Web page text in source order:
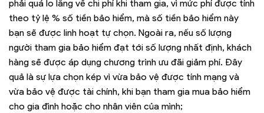
phải quá lo lắng về chi phí khi tham gia, vì mức phí được tính
theo tỷ lệ % số tiền bảo hiểm, mà số tiền bảo hiểm này
bạn sẽ được linh hoạt tự chọn. Ngoài ra, nếu số lượng
người tham gia bảo hiểm đạt tới số lượng nhất định, khách
hàng sẽ được áp dụng chương trình ưu đãi giảm phí. Đây
quả là sự lựa chọn kép vì vừa bảo vệ được tính mạng và
vừa bảo vệ được tài chính, khi bạn tham gia mua bảo hiểm
cho gia đình hoặc cho nhân viên của mình;